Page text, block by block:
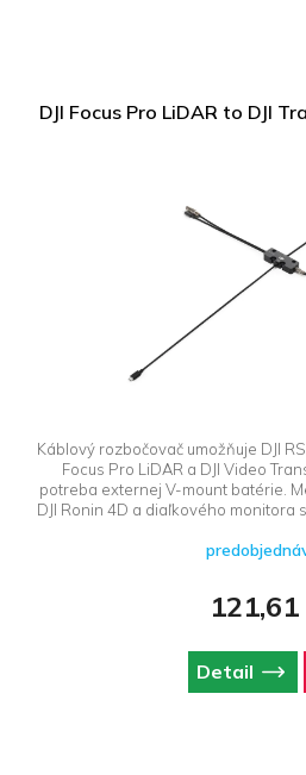
DJI Focus Pro LiDAR to DJI
Káblový rozbočovač umožňuje DJI
Focus Pro LiDAR a DJI Video
potreba externej V-mount batérie.
DJI Ronin 4D a diaľkového monitora
povoliť priebeh LiDAR a získať
Detail